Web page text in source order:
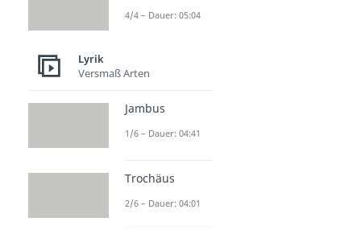
4/4 – Dauer: 05:04
Lyrik
Versmaß Arten
Jambus
1/6 – Dauer: 04:41
Trochäus
2/6 – Dauer: 04:01